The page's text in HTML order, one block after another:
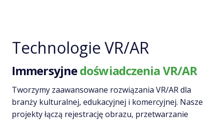
Technologie VR/AR
Immersyjnedoświadczenia VR/AR
Tworzymy zaawansowane rozwiązania VR/AR dla
branży kulturalnej, edukacyjnej i komercyjnej. Nasze
projekty łączą rejestrację obrazu, przetwarzanie